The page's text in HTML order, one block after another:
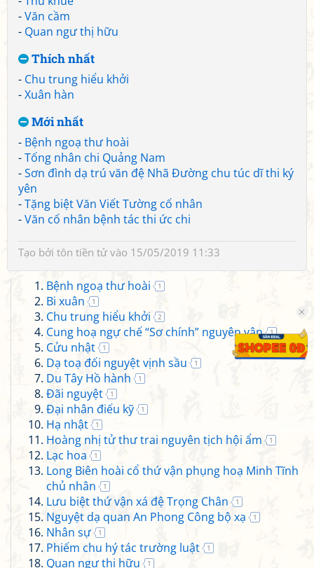
-Văn cầm
- Quan ngư thị hữu
Thích nhất
- Chu trung hiểu khởi
-Xuân hàn
Mới nhất
- Bệnh ngoạ thư hoài
-Tống nhân chi Quảng Nam
-Sơn đình dạ trú văn đệ Nhã Đường chu túc dĩ thi ký
yên
-Tặng biệt Văn Viết Tường cố nhân
-Văn cố nhân bệnh tác thi ức chi
Tạo bởi tôn tiền tửvào 15/05/2019 11:33
Bệnh ngoạ thư hoài 1
Bi xuân 1
Chu trung hiểu khởi 2
Cung hoạ ngự chế “Sơ chính” nguyên vận 1
Cửu nhật 1
Dạ toạ đối nguyệt vịnh sầu 1
Du Tây Hồ hành 1
Đãi nguyệt 1
Đại nhân điếu kỹ 1
Hạ nhật 1
Hoàng nhị tử thư trai nguyên tịch hội ẩm 1
Lạc hoa 1
Long Biên hoài cổ thứ vận phụng hoạ Minh Tĩnh
chủ nhân
1
Lưu biệt thứ vận xá đệ Trọng Chân 1
Nguyệt dạ quan An Phong Công bộ xạ 1
Nhân sự 1
Phiếm chu hý tác trường luật 1
Quan ngư thị hữu 1